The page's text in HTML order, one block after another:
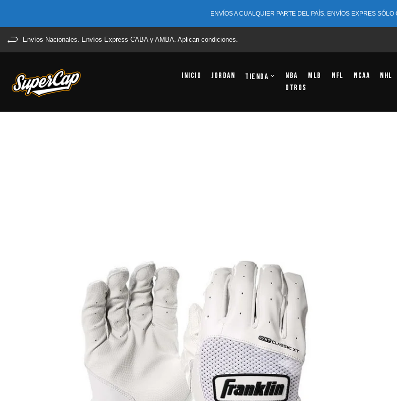
ENVÍOS A CUALQUIER PARTE DEL PAÍS. ENVÍOS EXPRES SÓLO
Envíos Nacionales. Envíos Express CABA y AMBA. Aplican condiciones.
Inicio Jordan Tienda NBA MLB NFL NCAA NHL
OTROS